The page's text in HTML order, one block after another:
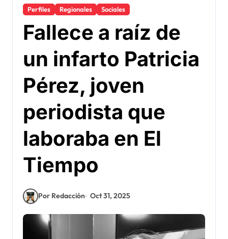
Perfiles Regionales Sociales
Fallece a raíz de
un infarto Patricia
Pérez, joven
periodista que
laboraba en El
Tiempo
Por Redacción Oct 31, 2025